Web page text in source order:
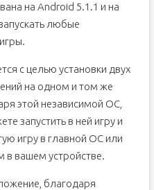
на Android 5.1.1 и на
любые
с целью установки двух
на одном и том же
этой независимой ОС,
запустить в ней игру и
игру в главной ОС или
в вашем устройстве.
благодаря